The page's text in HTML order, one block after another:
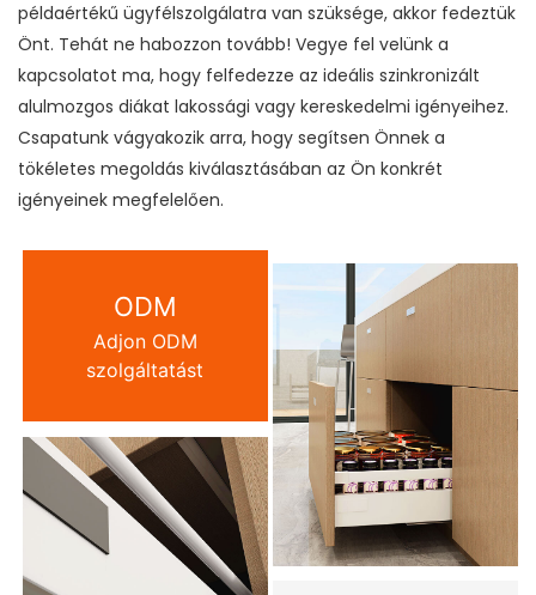
példaértékű ügyfélszolgálatra van szüksége, akkor fedeztük
Önt. Tehát ne habozzon tovább! Vegye fel velünk a
kapcsolatot ma, hogy felfedezze az ideális szinkronizált
alulmozgos diákat lakossági vagy kereskedelmi igényeihez.
Csapatunk vágyakozik arra, hogy segítsen Önnek a
tökéletes megoldás kiválasztásában az Ön konkrét
igényeinek megfelelően.
ODM
Adjon ODM
szolgáltatást